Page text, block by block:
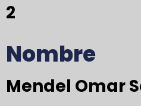
2
Nombre
Mendel Omar